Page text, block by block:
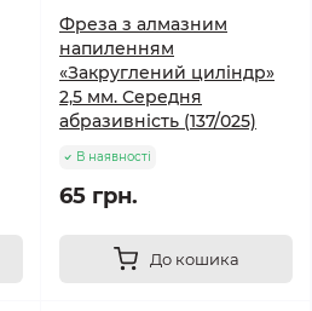
Фреза з алмазним
напиленням
«Закруглений циліндр»
2,5 мм. Середня
абразивність (137/025)
В наявності
65 грн.
До кошика